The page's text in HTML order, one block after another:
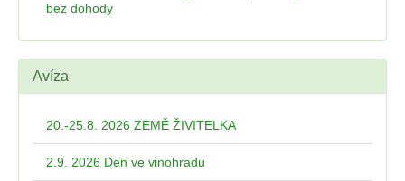
bez dohody
Avíza
20.-25.8. 2026 ZEMĚ ŽIVITELKA
2.9. 2026 Den ve vinohradu